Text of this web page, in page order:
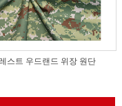
스트 우드랜드 위장 원단